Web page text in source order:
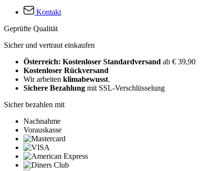
Kontakt
Geprüfte Qualität
Sicher und vertraut einkaufen
Österreich: Kostenloser Standardversand ab € 39,90
Kostenloser Rückversand
Wir arbeiten klimabewusst.
Sichere Bezahlung mit SSL-Verschlüsselung
Sicher bezahlen mit
Nachnahme
Vorauskasse